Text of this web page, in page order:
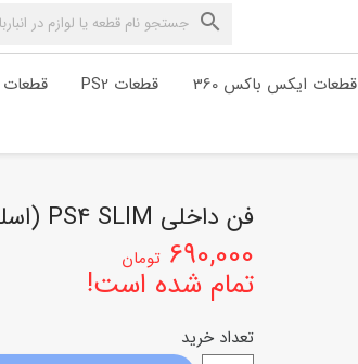

قطعات ایکس باکس 360 قطعات PS2 قطعات PS3
فن داخلی PS4 SLIM (اسلیم)
690,000 تومان
تمام شده است!
تعداد خرید